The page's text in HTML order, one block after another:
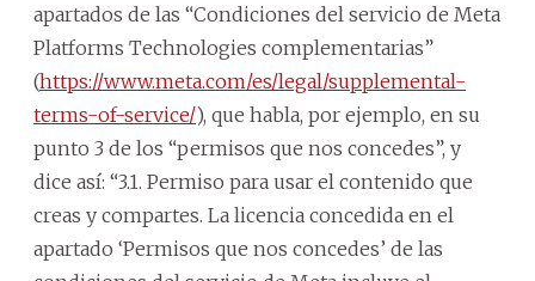
apartados de las “Condiciones del servicio de Meta
Platforms Technologies complementarias”
(https://www.meta.com/es/legal/supplemental-
terms-of-service/), que habla, por ejemplo, en su
punto 3 de los “permisos que nos concedes”, y
dice así: “3.1. Permiso para usar el contenido que
creas y compartes. La licencia concedida en el
apartado ‘Permisos que nos concedes’ de las